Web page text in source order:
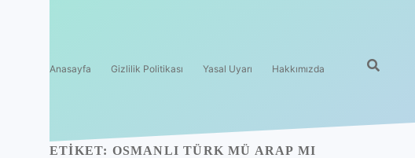
Anasayfa Gizlilik Politikası Yasal Uyarı Hakkımızda
ETIKET: OSMANLI TÜRK MÜ ARAP MI